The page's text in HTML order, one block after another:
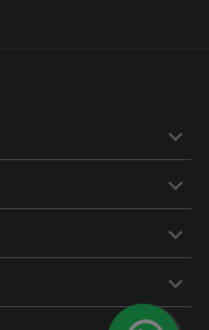



